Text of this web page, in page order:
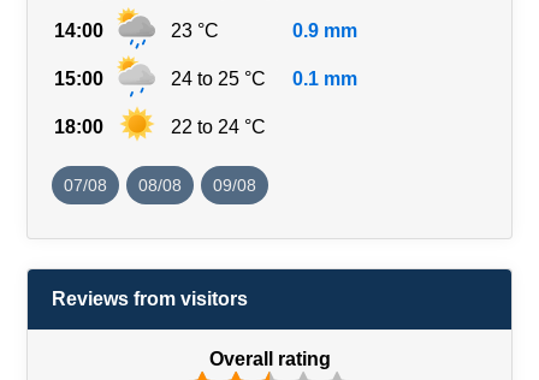
14:00 23 °C 0.9 mm
15:00 24 to 25 °C 0.1 mm
18:00 22 to 24 °C
07/08 08/08 09/08
Reviews from visitors
Overall rating